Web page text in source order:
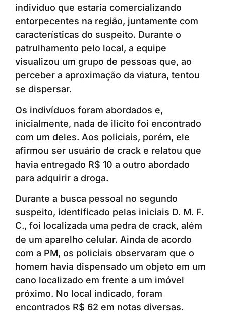
indivíduo que estaria comercializando
entorpecentes na região, juntamente com
características do suspeito. Durante o
patrulhamento pelo local, a equipe
visualizou um grupo de pessoas que, ao
perceber a aproximação da viatura, tentou
se dispersar.
Os indivíduos foram abordados e,
inicialmente, nada de ilícito foi encontrado
com um deles. Aos policiais, porém, ele
afirmou ser usuário de crack e relatou que
havia entregado R$ 10 a outro abordado
para adquirir a droga.
Durante a busca pessoal no segundo
suspeito, identificado pelas iniciais D. M. F.
C., foi localizada uma pedra de crack, além
de um aparelho celular. Ainda de acordo
com a PM, os policiais observaram que o
homem havia dispensado um objeto em um
cano localizado em frente a um imóvel
próximo. No local indicado, foram
encontrados R$ 62 em notas diversas.